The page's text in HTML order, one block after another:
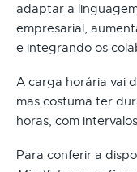
adaptar a
empresarial,
e integrando os
A carga horária vai
mas costuma ter
horas, com
Para conferir a